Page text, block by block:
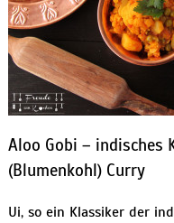
Aloo Gobi – indisches
(Blumenkohl) Curry
Ui, so ein Klassiker der